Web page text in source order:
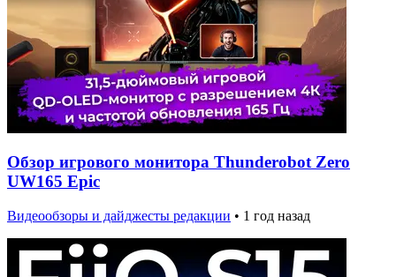
Обзор игрового монитора Thunderobot Zero
UW165 Epic
Видеообзоры и дайджесты редакции • 1 год назад